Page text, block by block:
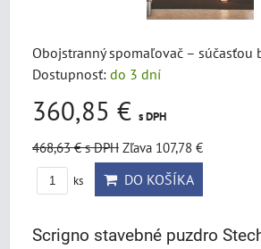
Obojstranný spomaľovač – súčasťou
Dostupnosť: do 3 dní
360,85 € s DPH
468,63 €s DPH Zľava 107,78 €
ks DO KOŠÍKA
Scrigno stavebné puzdro